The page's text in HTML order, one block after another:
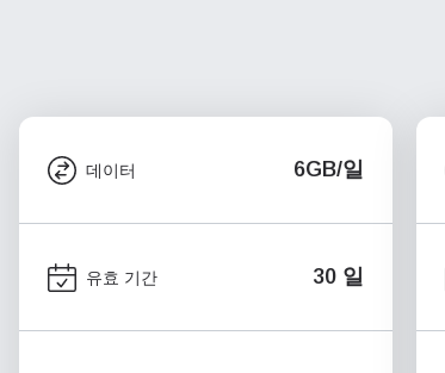
데이터 6GB/일
유효 기간 30 일